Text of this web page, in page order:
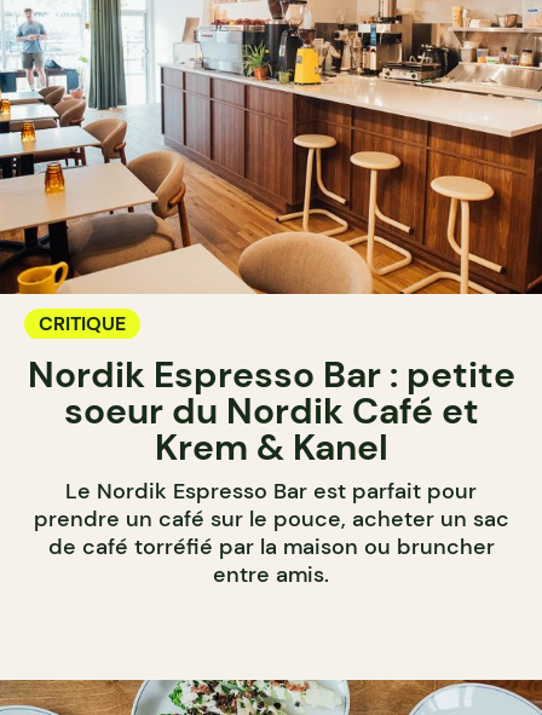
CRITIQUE
Nordik Espresso Bar : petite
soeur du Nordik Café et
Krem & Kanel
Le Nordik Espresso Bar est parfait pour
prendre un café sur le pouce, acheter un sac
de café torréfié par la maison ou bruncher
entre amis.